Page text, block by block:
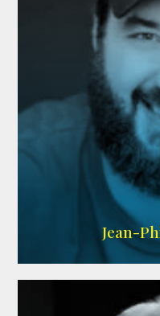
Jean-